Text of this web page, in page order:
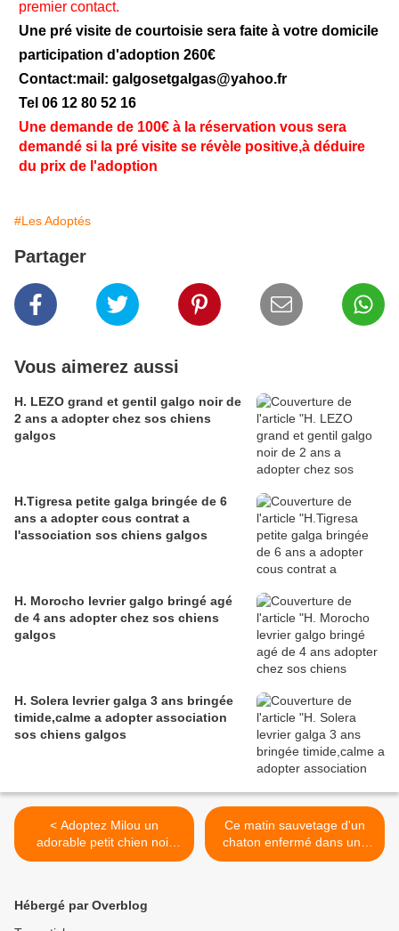
premier contact.
Une pré visite de courtoisie sera faite à votre domicile
participation d'adoption 260€
Contact:mail: galgosetgalgas@yahoo.fr
Tel 06 12 80 52 16
Une demande de 100€ à la réservation vous sera
demandé si la pré visite se révèle positive,à déduire
du prix de l'adoption
#Les Adoptés
Partager
Vous aimerez aussi
H. LEZO grand et gentil galgo noir de
2 ans a adopter chez sos chiens
galgos
H.Tigresa petite galga bringée de 6
ans a adopter cous contrat a
l'association sos chiens galgos
H. Morocho levrier galgo bringé agé
de 4 ans adopter chez sos chiens
galgos
H. Solera levrier galga 3 ans bringée
timide,calme a adopter association
sos chiens galgos
< Adoptez Milou un
adorable petit chien noir
abandonné au coin d'un
Ce matin sauvetage d'un
chaton enfermé dans une
cage à petits oiseaux et
Hébergé par Overblog